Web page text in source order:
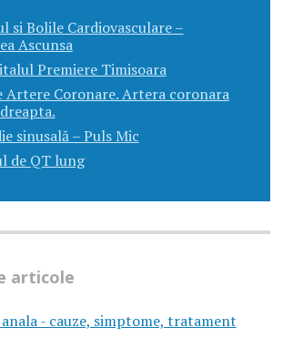
si Bolile Cardiovasculare –
Ascunsa
Premiere Timisoara
Artere Coronare. Artera coronara
sinusală – Puls Mic
de QT lung
articole
- cauze, simptome, tratament